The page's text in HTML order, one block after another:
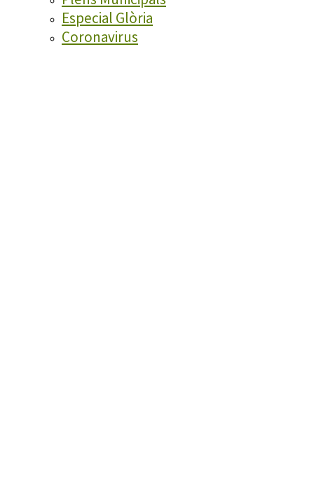
Especial Glòria
Coronavirus